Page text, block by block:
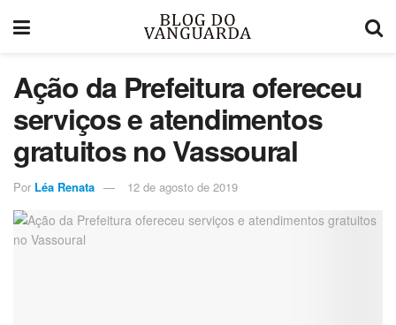
Ação da Prefeitura ofereceu
serviços e atendimentos
gratuitos no Vassoural
Por Léa Renata 12 de agosto de 2019